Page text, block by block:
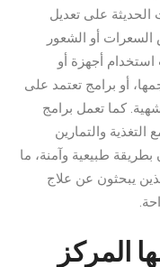
الحديثة على تعديل
أو الشعور
أجهزة أو
أو برامج تعتمد على
كما تعمل برامج
والتمارين
بطريقة طبيعية وآمنة، ما
يبحثون عن علاج
المركز